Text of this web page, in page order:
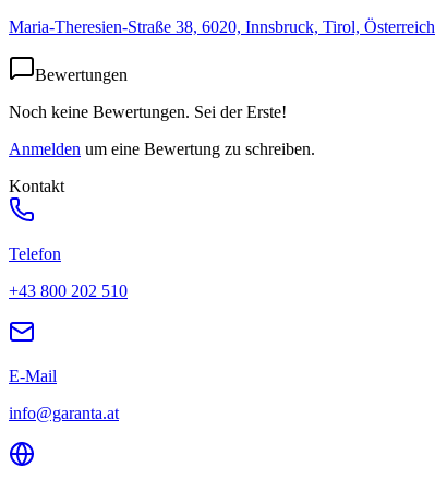
Maria-Theresien-Straße 38, 6020, Innsbruck, Tirol, Österreich
Bewertungen
Noch keine Bewertungen. Sei der Erste!
Anmelden um eine Bewertung zu schreiben.
Kontakt
Telefon
+43 800 202 510
E-Mail
info@garanta.at